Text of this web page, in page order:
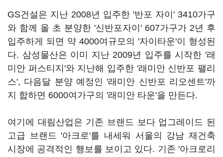
GS건설은 지난 2008년 입주한 '반포 자이' 3410가구
와 함께 올 초 분양한 '신반포자이' 607가구가 2년 후
입주하게 되면 약 4000여규모의 '자이타운'이 형성된
다. 삼성물산은 이미 지난 2009년 입주를 시작한 '래
미안 퍼스티지'와 지난해 입주한 '래미안 신반포 팰리
스', 다음달 분양 예정인 '래미안 신반포 리오센트'까
지 합하면 6000여가구의 '래미안 타운'을 만든다.
여기에 대림산업은 기존 브랜드 보다 업그레이드 된
고급 브랜드 '아크로'를 내세워 서울의 강남 재건축
시장에 공격적인 행보를 보이고 있다. 기존 '아크로리